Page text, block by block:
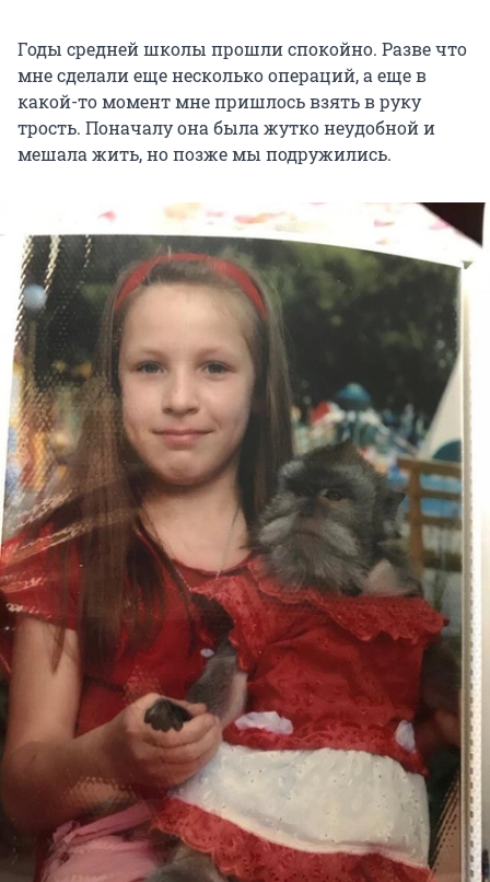
Годы средней школы прошли спокойно. Разве что
мне сделали еще несколько операций, а еще в
какой-то момент мне пришлось взять в руку
трость. Поначалу она была жутко неудобной и
мешала жить, но позже мы подружились.